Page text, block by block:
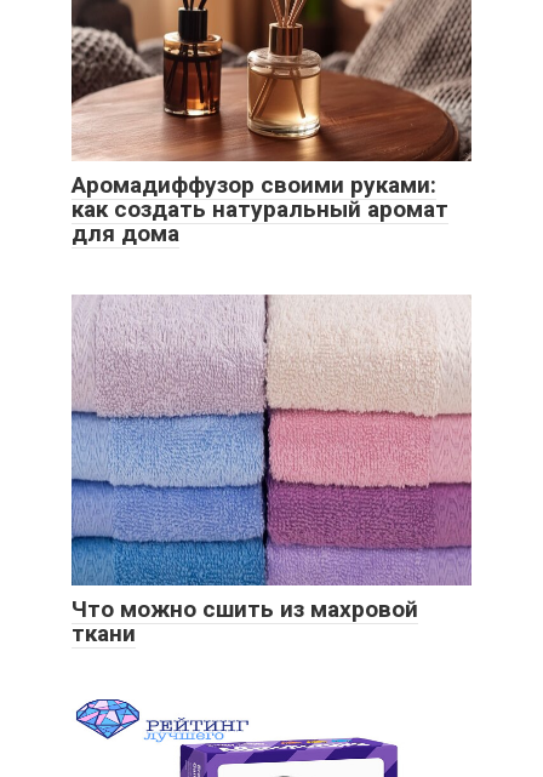
Аромадиффузор своими руками:
как создать натуральный аромат
для дома
Что можно сшить из махровой
ткани